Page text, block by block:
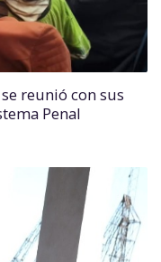
reunió con sus
Penal